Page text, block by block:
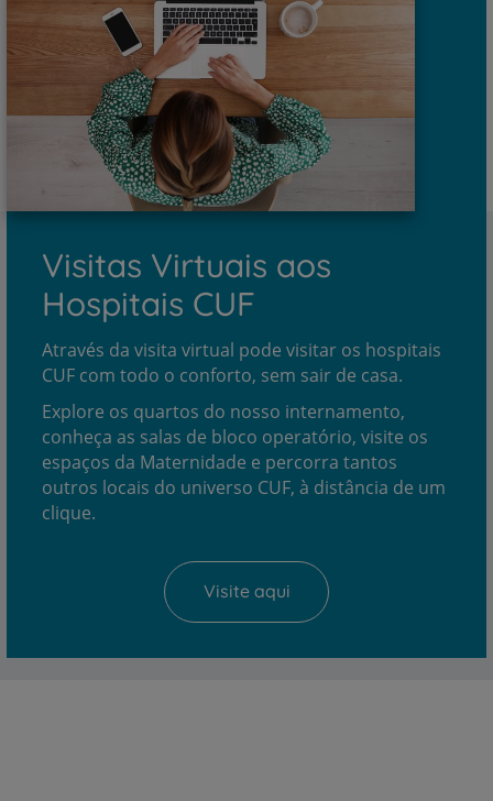
Visitas Virtuais aos
Hospitais CUF
Através da visita virtual pode visitar os hospitais
CUF com todo o conforto, sem sair de casa.
Explore os quartos do nosso internamento,
conheça as salas de bloco operatório, visite os
espaços da Maternidade e percorra tantos
outros locais do universo CUF, à distância de um
clique.
Visite aqui